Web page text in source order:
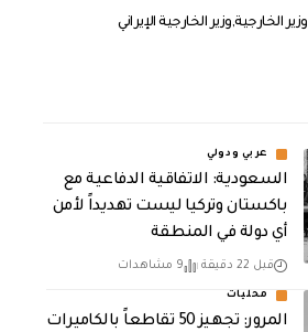
وزير الخارجية وزير الخارجية الإيراني
عربي ودولي
السعودية: الاتفاقية الدفاعية مع
باكستان وتركيا ليست تهديداً لأمن
أي دولة في المنطقة
قبل 22 دقيقة 9 مشاهدات
محليات
المرور: تجهيز 50 تقاطعاً بالكاميرات